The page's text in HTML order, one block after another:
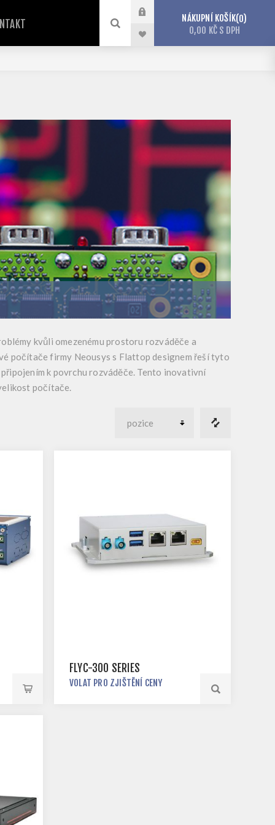
NÁKUPNÍ KOŠÍK 0
0,00 KČ S DPH
kvůli omezenému prostoru rozváděče a
počítače firmy Neousys s Flattop designem řeší tyto
k povrchu rozváděče. Tento inovativní
počítače.
FLYC-300 SERIES
VOLAT PRO ZJIŠTĚNÍ CENY